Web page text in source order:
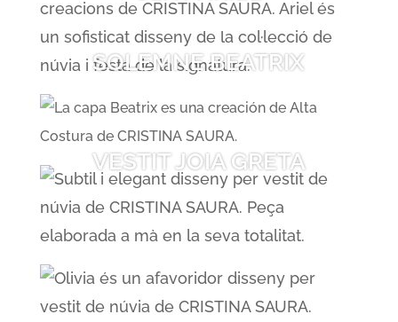
SOLEMNE BEATRIX
VESTIT JOIA GRETA